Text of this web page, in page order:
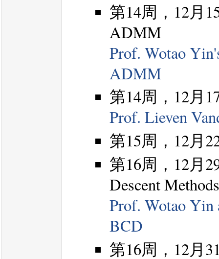
第14周，12月
ADMM
Prof. Wotao
ADMM
第14周，12月
Prof. Lieven
第15周，12月
第16周，12月
Descent Methods
Prof. Wotao Yin
BCD
第16周，12月